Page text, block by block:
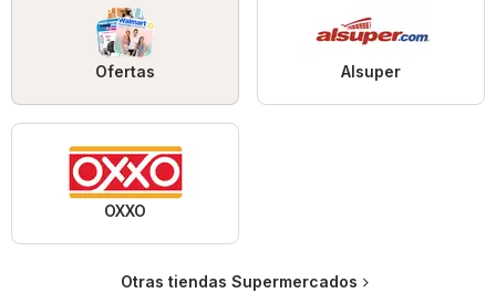
Ofertas Alsuper
OXXO
Otras tiendas Supermercados